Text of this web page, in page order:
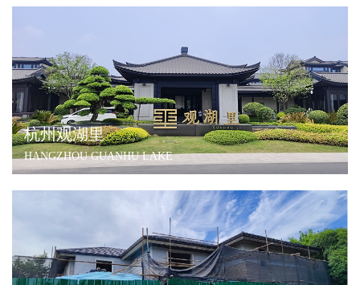
杭州观湖里
HANGZHOU GUANHU LAKE